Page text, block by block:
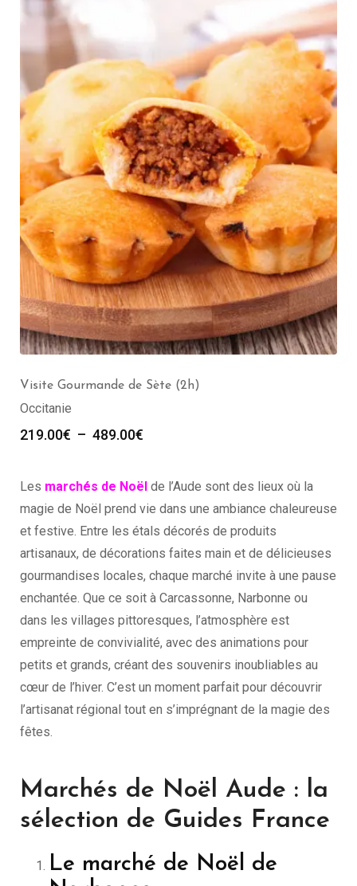
Visite Gourmande de Sète (2h)
Occitanie
219.00€ – 489.00€
Les marchés de Noël de l’Aude sont des lieux où la
magie de Noël prend vie dans une ambiance chaleureuse
et festive. Entre les étals décorés de produits
artisanaux, de décorations faites main et de délicieuses
gourmandises locales, chaque marché invite à une pause
enchantée. Que ce soit à Carcassonne, Narbonne ou
dans les villages pittoresques, l’atmosphère est
empreinte de convivialité, avec des animations pour
petits et grands, créant des souvenirs inoubliables au
cœur de l’hiver. C’est un moment parfait pour découvrir
l’artisanat régional tout en s’imprégnant de la magie des
fêtes.
Marchés de Noël Aude : la
sélection de Guides France
Le marché de Noël de